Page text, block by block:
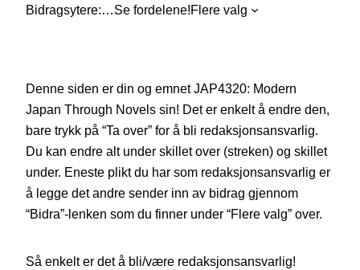
Bidragsytere: Se fordelene!Flere valg
Denne siden er din og emnet JAP4320: Modern
Japan Through Novels sin! Det er enkelt å endre den,
bare trykk på “Ta over” for å bli redaksjonsansvarlig.
Du kan endre alt under skillet over (streken) og skillet
under. Eneste plikt du har som redaksjonsansvarlig er
å legge det andre sender inn av bidrag gjennom
“Bidra”-lenken som du finner under “Flere valg” over.
Så enkelt er det å bli/være redaksjonsansvarlig!